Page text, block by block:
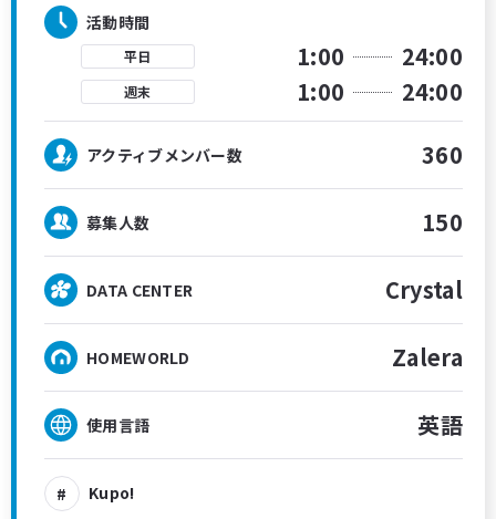
活動時間
平日 1:00 24:00
週末 1:00 24:00
アクティブメンバー数 360
募集人数 150
DATA CENTER Crystal
HOMEWORLD Zalera
使用言語 英語
Kupo!